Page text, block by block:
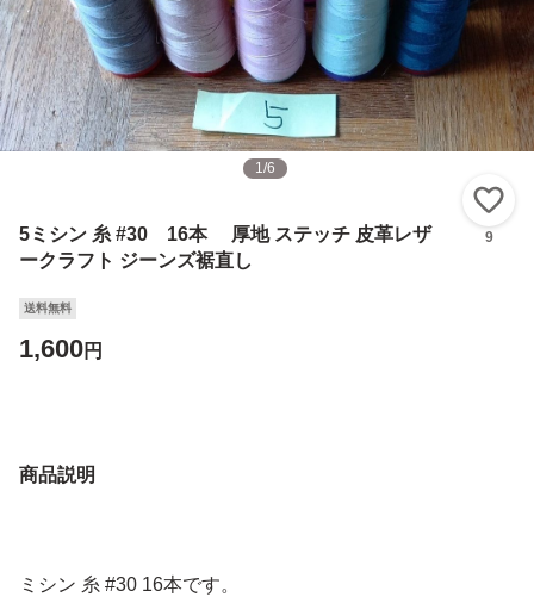
1/6
5ミシン 糸 #30 16本 厚地 ステッチ 皮革レザ
ークラフト ジーンズ裾直し
9
送料無料
1,600円
商品説明
ミシン 糸 #30 16本です。